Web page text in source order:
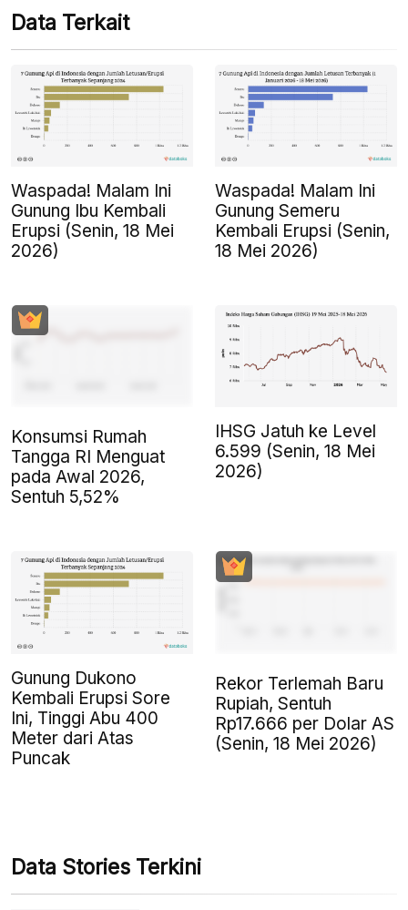
Data Terkait
Waspada! Malam Ini
Gunung Ibu Kembali
Erupsi (Senin, 18 Mei
2026)
Waspada! Malam Ini
Gunung Semeru
Kembali Erupsi (Senin,
18 Mei 2026)
Konsumsi Rumah
Tangga RI Menguat
pada Awal 2026,
Sentuh 5,52%
IHSG Jatuh ke Level
6.599 (Senin, 18 Mei
2026)
Gunung Dukono
Kembali Erupsi Sore
Ini, Tinggi Abu 400
Meter dari Atas
Puncak
Rekor Terlemah Baru
Rupiah, Sentuh
Rp17.666 per Dolar AS
(Senin, 18 Mei 2026)
Data Stories Terkini